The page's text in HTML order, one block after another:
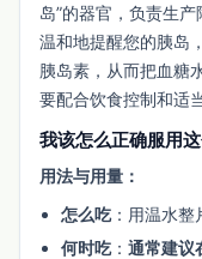
岛”的器官，负责生
温和地提醒您的胰岛
胰岛素，从而把血糖
要配合饮食控制和适
我该怎么正确服用
用法与用量：
怎么吃：用温水整
何时吃： 通常建议